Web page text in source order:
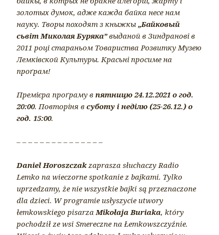
золотых думок, адже кажда байка несе нам
науку. Творы походят з кныжкы„Байковый
сьвіт Миколая Буряка”выданой в Зиндранові в
2011 році стараньом Товариства Розвитку Музею
Лемківской Культуры. Красьні просиме на
проґрам!
Премієра проґраму впятницю 24.12.2021 о год.
20:00. Повторіня всуботу і неділю (25-26.12.) о
год. 15:00.
– – – – – – – – – – – – – – –
Daniel Horoszczakzaprasza słuchaczy Radio
Lemko na wieczorne spotkanie z bajkami. Tylko
uprzedzamy, że nie wszystkie bajki są przeznaczone
dla dzieci. W programie usłyszycie utwory
łemkowskiego pisarzaMikołaja Buriaka, który
pochodził ze wsi Smereczne na Łemkowszczyźnie.